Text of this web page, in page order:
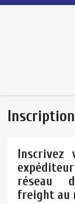
Inscrivez
réseau
freight au